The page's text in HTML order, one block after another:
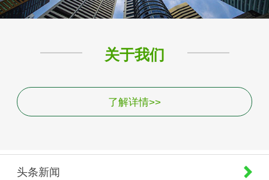
关于我们
了解详情>>
头条新闻